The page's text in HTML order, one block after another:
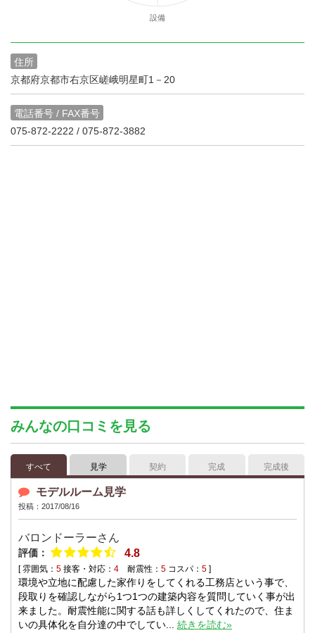
設備
住所
京都府京都市右京区嵯峨明星町1－20
電話番号 / FAX番号
075-872-2222 / 075-872-3882
みんなの口コミを見る
すべて 見学 契約 完成 完成後
モデルルーム見学
投稿：2017/08/16
バロンドーラーさん
評価： 4.8
[ 雰囲気： 5 接客・対応： 4 耐震性： 5 コスパ： 5 ]
環境や立地に配慮した家作りをしてくれる工務店という事で、
段取りを確認しながら1つ1つの建築内容を質問していく事が出
来ました。耐震性能に関する話も詳しくしてくれたので、住ま
いの具体化を自分達の中でしてい... 続きを読む»